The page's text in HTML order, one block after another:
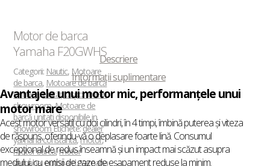
Motor de barca
Yamaha F20GWHS
Categorii: Nautic, Motoare
de barca, Motoare de barcă
termice,Unități disponibile în
showroom,Motoare de
barcă unitati disponibile in
showroomEtichete:dealer
yamaha constanta,motor,
motor barca,motor
yamaha,outboard,Yamaha
Descriere
Informații suplimentare
Avantajele unui motor mic, performanţele unui
motor mare
Acest motor versatil cu doi cilindri, în 4 timpi, îmbină puterea şi viteza
de răspuns, oferindu-vă o deplasare foarte lină. Consumul
excepţional de redus înseamnă şi un impact mai scăzut asupra
mediului, cu emisii de gaze de eşapament reduse la minim.